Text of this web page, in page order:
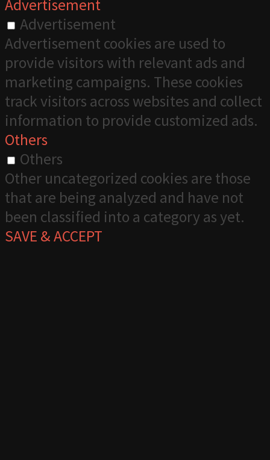
Advertisement
Advertisement
Advertisement cookies are used to
provide visitors with relevant ads and
marketing campaigns. These cookies
track visitors across websites and collect
information to provide customized ads.
Others
Others
Other uncategorized cookies are those
that are being analyzed and have not
been classified into a category as yet.
SAVE & ACCEPT